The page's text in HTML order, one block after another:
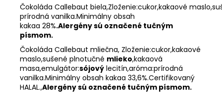
Čokoláda Callebaut biela,Zloženie:cukor,kakaové
prírodná vanilka.Minimálny obsah
kakaa 28%.Alergény sú označené tučným
písmom.
Čokoláda Callebaut mliečna, Zloženie:cukor,kakaové
maslo,sušené plnotučné mlieko,kakaová
masa,emulgátor:sójový lecitín,aróma:prírodná
vanilka.Minimálny obsah kakaa 33,6%.Certifikovaný
HALAL.,Alergény sú označené tučným písmom.